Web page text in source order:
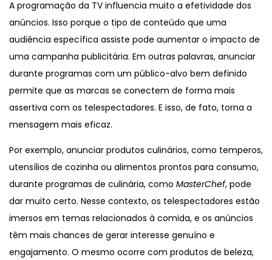
A programação da TV influencia muito a efetividade dos
anúncios. Isso porque o tipo de conteúdo que uma
audiência específica assiste pode aumentar o impacto de
uma campanha publicitária. Em outras palavras, anunciar
durante programas com um público-alvo bem definido
permite que as marcas se conectem de forma mais
assertiva com os telespectadores. E isso, de fato, torna a
mensagem mais eficaz.
Por exemplo, anunciar produtos culinários, como temperos,
utensílios de cozinha ou alimentos prontos para consumo,
durante programas de culinária, como MasterChef, pode
dar muito certo. Nesse contexto, os telespectadores estão
imersos em temas relacionados à comida, e os anúncios
têm mais chances de gerar interesse genuíno e
engajamento. O mesmo ocorre com produtos de beleza,